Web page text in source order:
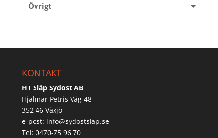
Övrigt
KONTAKT
HT Släp Sydost AB
Hjalmar Petris Väg 48
352 46 Växjö
e-post: info@sydostslap.se
Tel: 0470-75 96 70